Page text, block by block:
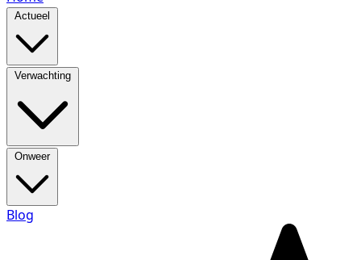
Actueel
Verwachting
Onweer
Blog